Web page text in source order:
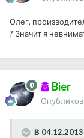
Олег,
? Значит я
Bier
В